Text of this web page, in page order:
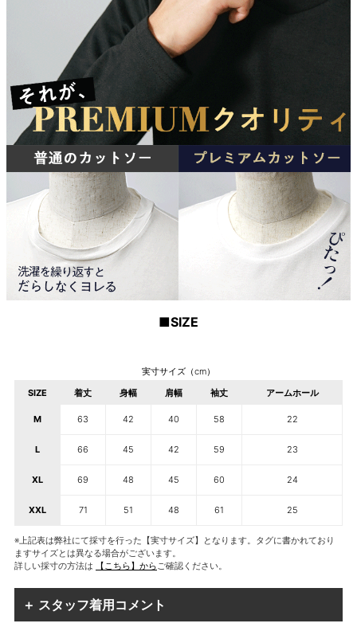
■SIZE
実寸サイズ（cm）
SIZE
着丈 身幅 肩幅 袖丈 アームホール
M 63 42 40 58 22
L 66 45 42 59 23
XL 69 48 45 60 24
XXL 71 51 48 61 25
※上記表は弊社にて採寸を行った【実寸サイズ】となります。タグに書かれており
ますサイズとは異なる場合がございます。
詳しい採寸の方法は
【こちら】からご確認ください。
＋ スタッフ着用コメント